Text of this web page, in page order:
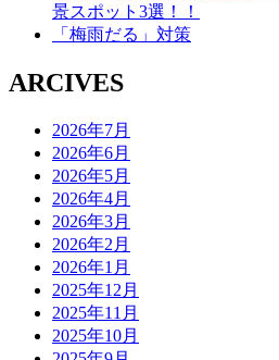
景スポット3選！！
「梅雨だる」対策
ARCIVES
2026年7月
2026年6月
2026年5月
2026年4月
2026年3月
2026年2月
2026年1月
2025年12月
2025年11月
2025年10月